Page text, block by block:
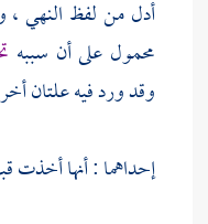
أدل من لفظ النهي ،
محمول على أن سببه
وقد ورد فيه علتان
إحداهما : أنها أخذت